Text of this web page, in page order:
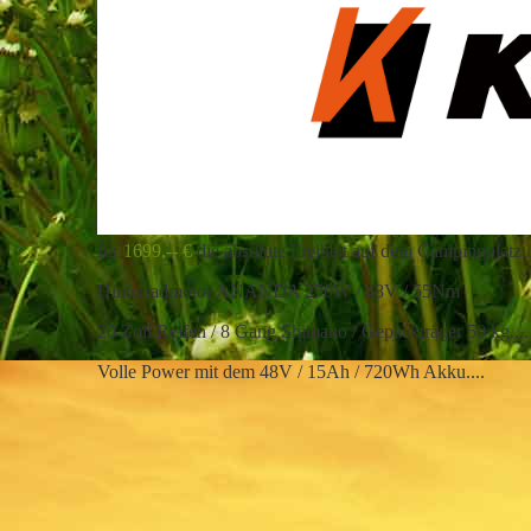
für 1699,-- €die absolute Freiheit auf dem
Hinterradmotor ANANDA 250W / 48V / 55Nm
20 Zoll Reifen / 8 Gang Shimano / Gepäckträger 50 kg....
Volle Power mit dem 48V / 15Ah / 720Wh Akku....